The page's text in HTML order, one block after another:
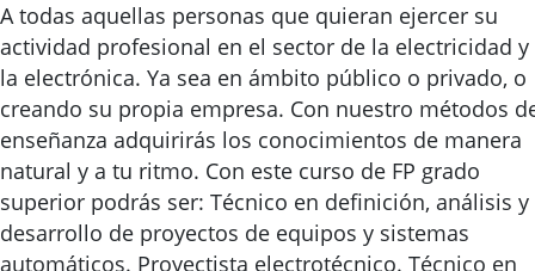
A todas aquellas personas que quieran ejercer su
actividad profesional en el sector de la electricidad y
la electrónica. Ya sea en ámbito público o privado, o
creando su propia empresa. Con nuestro métodos
enseñanza adquirirás los conocimientos de manera
natural y a tu ritmo. Con este curso de FP grado
superior podrás ser: Técnico en definición, análisis y
desarrollo de proyectos de equipos y sistemas
automáticos. Proyectista electrotécnico. Técnico en